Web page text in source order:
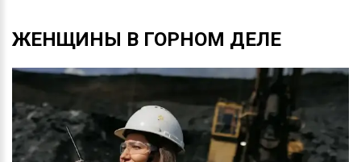
ЖЕНЩИНЫ В ГОРНОМ ДЕЛЕ